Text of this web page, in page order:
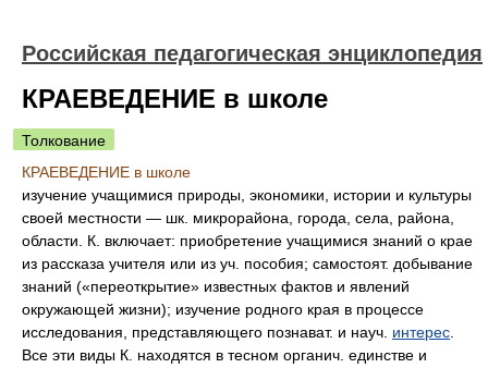
Российская педагогическая энциклопедия
КРАЕВЕДЕНИЕ в школе
Толкование
КРАЕВЕДЕНИЕ в школе
изучение учащимися природы, экономики, истории и культуры
своей местности — шк. микрорайона, города, села, района,
области. К. включает: приобретение учащимися знаний о крае
из рассказа учителя или из уч. пособия; самостоят. добывание
знаний («переоткрытие» известных фактов и явлений
окружающей жизни); изучение родного края в процессе
исследования, представляющего познават. и науч. интерес
Все эти виды К. находятся в тесном органич. единстве и